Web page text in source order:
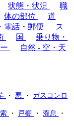
状態・状況
職
体の部位
道
電話・郵便
ス
国
乗り物・
自然 - 空・天
・ 悪 ・ ガスコンロ
・ 戸棚 ・ 溜息 ・